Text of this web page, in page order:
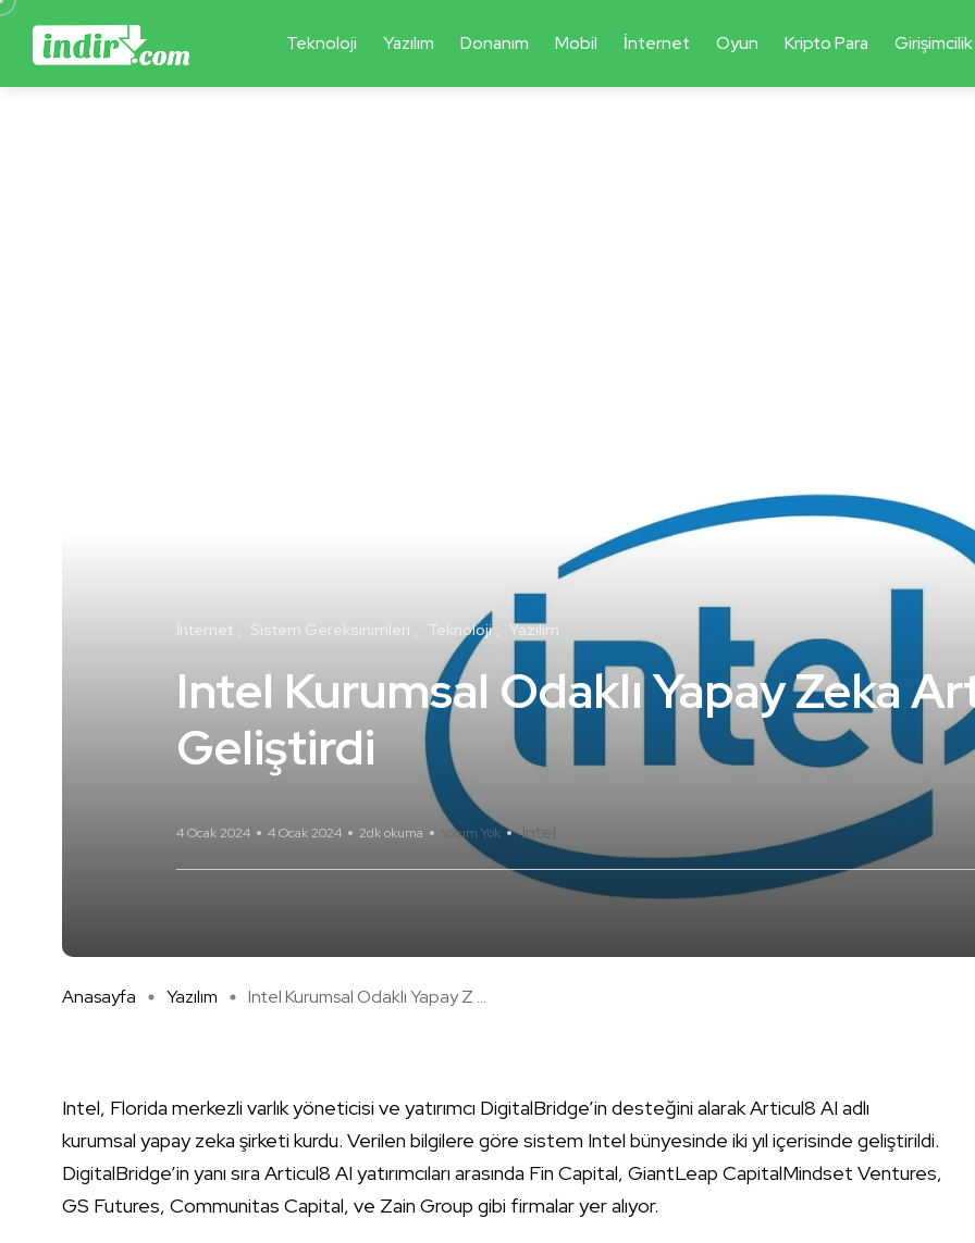
Teknoloji Yazılım Donanım Mobil İnternet Oyun Kripto Para Girişimcilik
İnternet Sistem Gereksinimleri Teknoloji Yazılım
Intel Kurumsal Odaklı Yapay Zeka
Geliştirdi
4 Ocak 2024 4 Ocak 2024 2dk okuma Yorum Yok Intel
Anasayfa Yazılım Intel Kurumsal Odaklı Yapay Z ...
Intel, Florida merkezli varlık yöneticisi ve yatırımcı DigitalBridge’in desteğini alarak Articul8 AI adlı
kurumsal yapay zeka şirketi kurdu. Verilen bilgilere göre sistem Intel bünyesinde iki yıl içerisinde geliştirildi.
DigitalBridge’in yanı sıra Articul8 AI yatırımcıları arasında Fin Capital, GiantLeap CapitalMindset Ventures,
GS Futures, Communitas Capital, ve Zain Group gibi firmalar yer alıyor.